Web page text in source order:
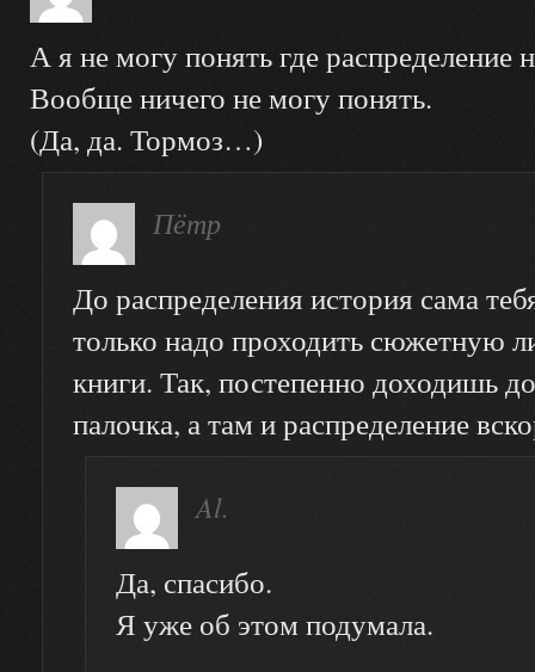
А я не могу понять где распределение
Вообще ничего не могу понять.
(Да, да. Тормоз…)
Пётр
До распределения история сама
только надо проходить сюжетную
книги. Так, постепенно доходишь
палочка, а там и распределение
Al.
Да, спасибо.
Я уже об этом подумала.